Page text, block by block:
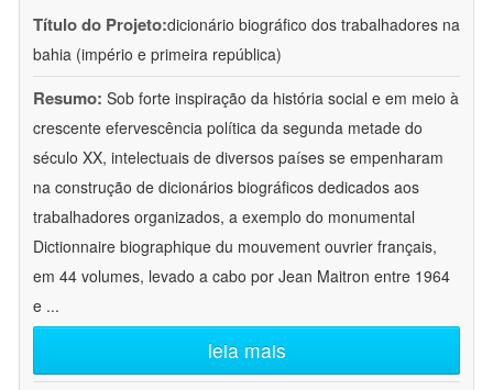
Título do Projeto:dicionário biográfico dos trabalhadores na
bahia (império e primeira república)
Resumo: Sob forte inspiração da história social e em meio à
crescente efervescência política da segunda metade do
século XX, intelectuais de diversos países se empenharam
na construção de dicionários biográficos dedicados aos
trabalhadores organizados, a exemplo do monumental
Dictionnaire biographique du mouvement ouvrier français,
em 44 volumes, levado a cabo por Jean Maitron entre 1964
e ...
leia mais